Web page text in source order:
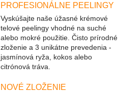
PROFESIONÁLNE PEELINGY
Vyskúšajte naše úžasné krémové
telové peelingy vhodné na suché
alebo mokré použitie. Čisto prírodné
zloženie a 3 unikátne prevedenia -
jasmínová ryža, kokos alebo
citrónová tráva.
NOVÉ ZLOŽENIE